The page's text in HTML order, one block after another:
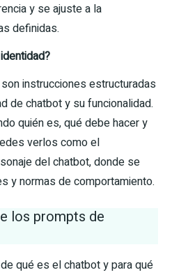
y se ajuste a la
definidas.
instrucciones estructuradas
de chatbot y su funcionalidad.
quién es, qué debe hacer y
verlos como el
del chatbot, donde se
y normas de comportamiento.
los prompts de
qué es el chatbot y para qué